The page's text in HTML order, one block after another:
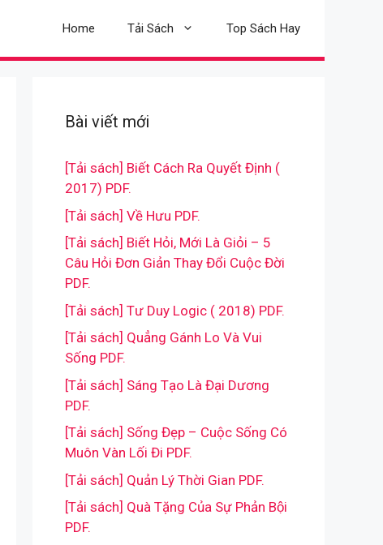
Home Tải Sách Top Sách Hay
Bài viết mới
[Tải sách] Biết Cách Ra Quyết Định (
2017) PDF.
[Tải sách] Về Hưu PDF.
[Tải sách] Biết Hỏi, Mới Là Giỏi – 5
Câu Hỏi Đơn Giản Thay Đổi Cuộc Đời
PDF.
[Tải sách] Tư Duy Logic ( 2018) PDF.
[Tải sách] Quẳng Gánh Lo Và Vui
Sống PDF.
[Tải sách] Sáng Tạo Là Đại Dương
PDF.
[Tải sách] Sống Đẹp – Cuộc Sống Có
Muôn Vàn Lối Đi PDF.
[Tải sách] Quản Lý Thời Gian PDF.
[Tải sách] Quà Tặng Của Sự Phản Bội
PDF.